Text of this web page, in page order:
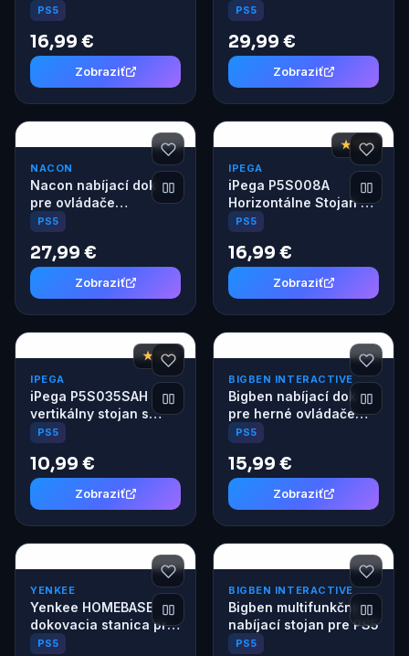
USB HUB pre PS5
Slim/PS5 Pro biely
PS5
16,99 €
Zobraziť
PS5
29,99 €
Zobraziť
NACON
Nacon nabíjací dok
pre ovládače
DualSense (PS5 slim)
PS5
27,99 €
Zobraziť
★ 7,8
IPEGA
iPega P5S008A
Horizontálne Stojan s
USB HUB pre PS5
Slim/PS5 Pro čierny
PS5
16,99 €
Zobraziť
★ 7,8
IPEGA
iPega P5S035SAH
vertikálny stojan s
USB-A a RGB pre PS5
Slim/PS5 Pre čierny
PS5
10,99 €
Zobraziť
BIGBEN INTERACTIVE
Bigben nabíjací dok
pre herné ovládače
DualSense a DS Edge
(PS5)
PS5
15,99 €
Zobraziť
YENKEE
Yenkee HOMEBASE
dokovacia stanica pre
PS5
PS5
BIGBEN INTERACTIVE
Bigben multifunkčný
nabíjací stojan pre PS5
PS5